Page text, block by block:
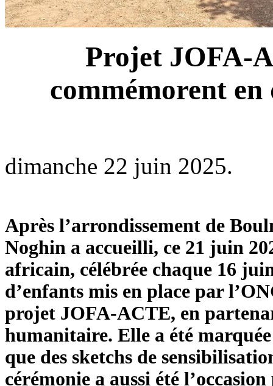
Projet JOFA-
commémorent
dimanche 22 juin 2025.
Après l’arrondissement de
Noghin a accueilli, ce 21 juin
africain, célébrée chaque 16
d’enfants mis en place par
projet JOFA-ACTE, en
humanitaire. Elle a été
que des sketchs de
cérémonie a aussi été